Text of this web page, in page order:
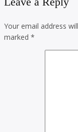
Your email address
marked *